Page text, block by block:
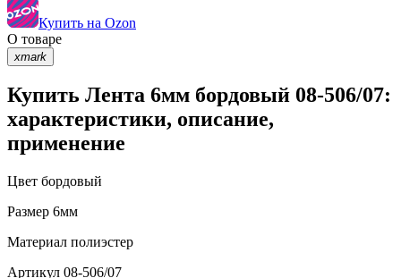
Купить на Ozon
О товаре
xmark
Купить Лента 6мм бордовый 08-506/07:
характеристики, описание,
применение
Цвет бордовый
Размер 6мм
Материал полиэстер
Артикул 08-506/07